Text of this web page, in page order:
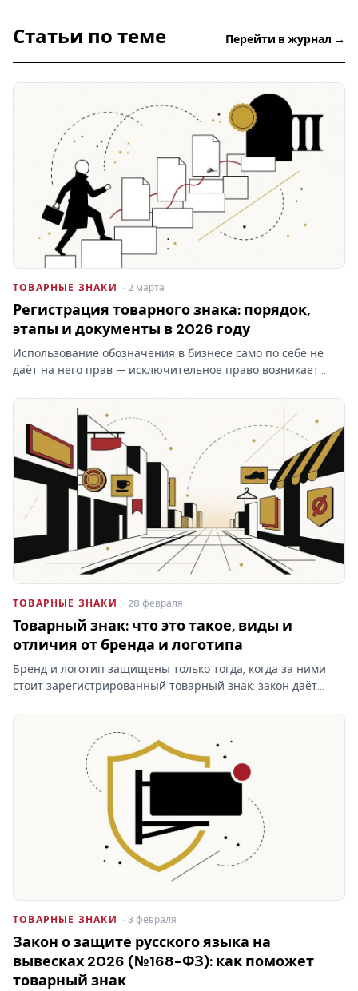
Статьи по теме Перейти в журнал →
ТОВАРНЫЕ ЗНАКИ · 2 марта
Регистрация товарного знака: порядок,
этапы и документы в 2026 году
Использование обозначения в бизнесе само по себе не
даёт на него прав — исключительное право возникает
Разбираем этапы процедуры, документы, пошлины и
сроки…
ТОВАРНЫЕ ЗНАКИ · 28 февраля
Товарный знак: что это такое, виды и
отличия от бренда и логотипа
Бренд и логотип защищены только тогда, когда за ними
стоит зарегистрированный товарный знак: закон даёт
правообладателю. Кто раньше подал заявку — тот и
ТОВАРНЫЕ ЗНАКИ · 3 февраля
Закон о защите русского языка на
вывесках 2026 (№168-ФЗ): как поможет
товарный знак